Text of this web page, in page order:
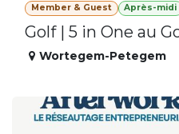
Member & Guest Après-midi
Golf | 5 in One au
Wortegem-Petegem